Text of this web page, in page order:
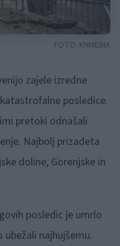
FOTO: KNMEDIA
zajele izredne
posledice.
pretoki odnašali
Najbolj prizadeta
doline, Gorenjske in
posledic je umrlo
najhujšemu.